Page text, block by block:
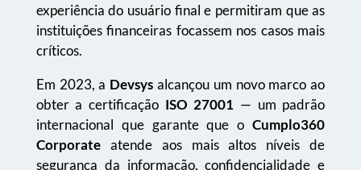
experiência do usuário final e permitiram que as
instituições financeiras focassem nos casos mais
críticos.
Em 2023, a Devsys alcançou um novo marco ao
obter a certificação ISO 27001 — um padrão
internacional que garante que oCumplo360
Corporateatende aos mais altos níveis de
segurança da informação, confidencialidade e